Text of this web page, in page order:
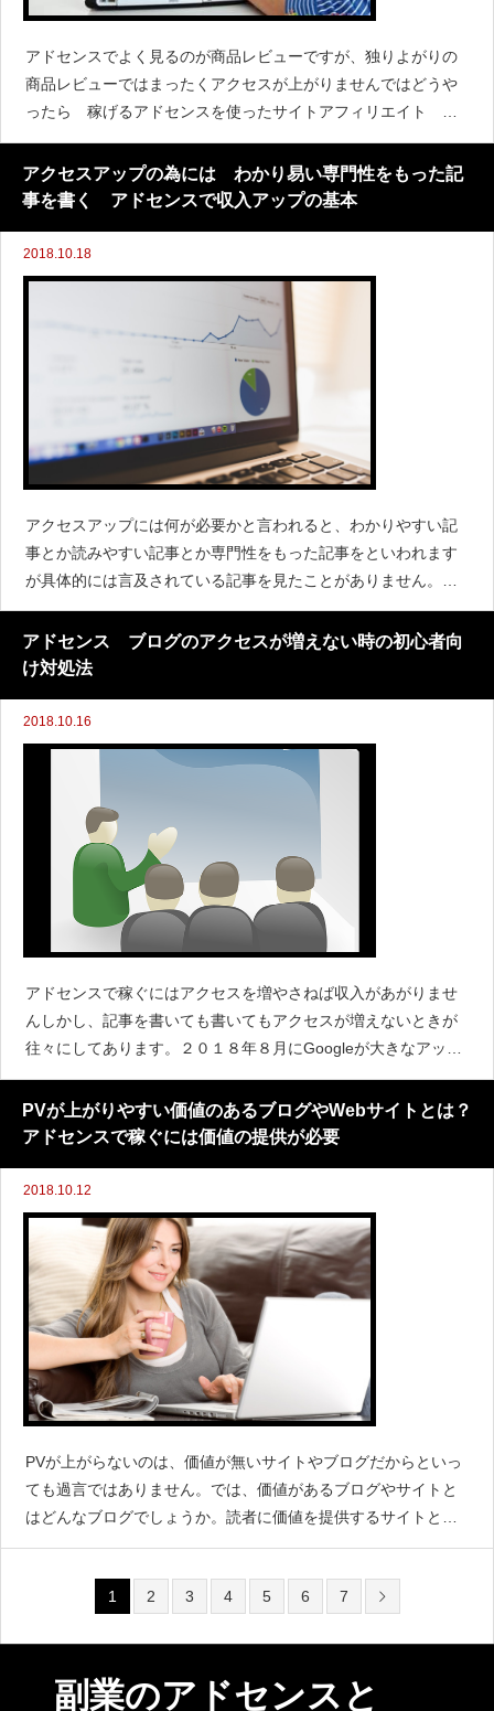
アドセンスでよく見るのが商品レビューですが、独りよがりの
商品レビューではまったくアクセスが上がりませんではどうや
ったら 稼げるアドセンスを使ったサイトアフィリエイト 商
品レビューブログになるのか考えてみましょう商品レビューの
お手本 どうやって書いたら良いのか興味を引く文章
アクセスアップの為には わかり易い専門性をもった記
事を書く アドセンスで収入アップの基本
2018.10.18
アクセスアップには何が必要かと言われると、わかりやすい記
事とか読みやすい記事とか専門性をもった記事をといわれます
が具体的には言及されている記事を見たことがありません。こ
こではもう一歩踏み込んでみたいとおもいますGoogleは専門性
を持ったオリジナルコンテンツを
アドセンス ブログのアクセスが増えない時の初心者向
け対処法
2018.10.16
アドセンスで稼ぐにはアクセスを増やさねば収入があがりませ
んしかし、記事を書いても書いてもアクセスが増えないときが
往々にしてあります。２０１８年８月にGoogleが大きなアップ
デートを行い、ガクンとpvが減ったブログも多いことでしょう
そこで、稼げないと悩んでいないでまずは修正をかんがえ
PVが上がりやすい価値のあるブログやWebサイトとは？
アドセンスで稼ぐには価値の提供が必要
2018.10.12
PVが上がらないのは、価値が無いサイトやブログだからといっ
ても過言ではありません。では、価値があるブログやサイトと
はどんなブログでしょうか。読者に価値を提供するサイトと
は？アドセンスで稼げるサイトの解説初心者の方は、そんな
1
2 3 4 5 6 7
副業のアドセンスと